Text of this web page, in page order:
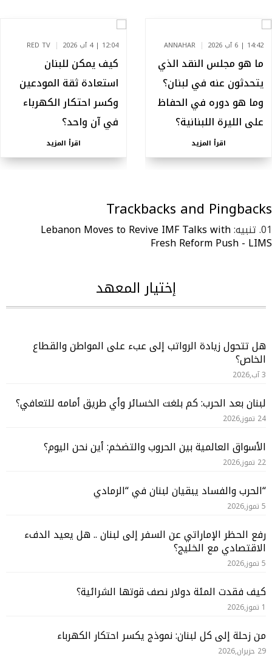
14:42 | 6 آب 2026 ANNAHAR
ما هو مجلس النقد الذي
يتحدثون عنه في لبنان؟
وما هو دوره في الحفاظ
على الليرة اللبنانية؟
اقرأ المزيد
12:04 | 4 آب 2026 RED TV
كيف يمكن للبنان
استعادة ثقة المودعين
وكسر احتكار الكهرباء
في آن واحد؟
اقرأ المزيد
Trackbacks and Pingbacks
تنبيه:Lebanon Moves to Revive IMF Talks with
Fresh Reform Push - LIMS
إختيار المعهد
هل تتحول زيادة الرواتب إلى عبء على المواطن والقطاع
الخاص؟
3 آب,2026
لبنان بعد الحرب: كم بلغت الخسائر وأي طريق أمامه للتعافي؟
24 تموز,2026
الأسواق العالمية بين الحروب والتضخم: أين نحن اليوم؟
22 تموز,2026
“الحرب والفساد يبقيان لبنان في “الرمادي
5 تموز,2026
رفع الحظر الإماراتي عن السفر إلى لبنان .. هل يعيد الدفء
الاقتصادي مع الخليج؟
5 تموز,2026
كيف فقدت المئة دولار نصف قوتها الشرائية؟
1 تموز,2026
من زحلة إلى كل لبنان: نموذج يكسر احتكار الكهرباء
29 حزيران,2026